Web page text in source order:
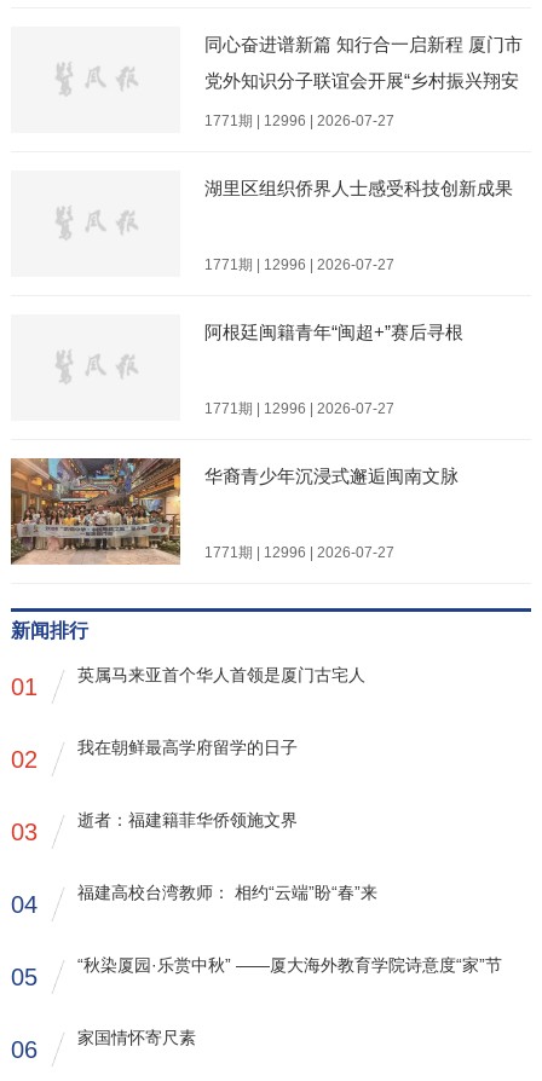
同心奋进谱新篇 知行合一启新程 厦门市
党外知识分子联谊会开展“乡村振兴翔安
行”主题实践活动
1771期 | 12996 | 2026-07-27
湖里区组织侨界人士感受科技创新成果
1771期 | 12996 | 2026-07-27
阿根廷闽籍青年“闽超+”赛后寻根
1771期 | 12996 | 2026-07-27
华裔青少年沉浸式邂逅闽南文脉
1771期 | 12996 | 2026-07-27
新闻排行
01 英属马来亚首个华人首领是厦门古宅人
02 我在朝鲜最高学府留学的日子
03 逝者：福建籍菲华侨领施文界
04 福建高校台湾教师： 相约“云端”盼“春”来
05 “秋染厦园·乐赏中秋” ——厦大海外教育学院诗意度“家”节
06 家国情怀寄尺素